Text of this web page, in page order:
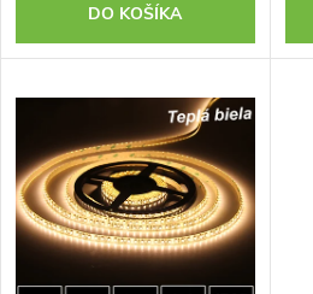
DO KOŠÍKA